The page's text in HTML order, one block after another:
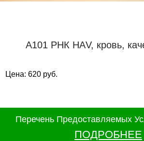
А101 РНК НАV, кровь,
Цена: 620 руб.
Перечень Предоставляемых
ПОДРОБНЕЕ